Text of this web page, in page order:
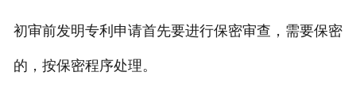
初审前发明专利申请首先要进行保密审查，需要保密
的，按保密程序处理。